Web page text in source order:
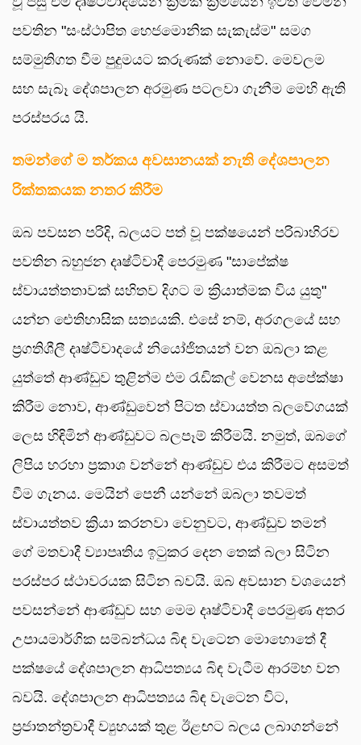
පවතින "සංස්ථාපිත හෙජමොනික සැකැස්ම" සමග
සම්මුතිගත වීම පුදුමයට කරුණක් නොවේ. මෙවලම
සහ සැබෑ දේශපාලන අරමුණ පටලවා ගැනීම මෙහි ඇති
පරස්පරය යි.
තමන්ගේ ම තර්කය අවසානයක් නැති දේශපාලන
රික්තකයක නතර කිරීම
ඔබ පවසන පරිදි, බලයට පත් වූ පක්ෂයෙන් පරිබාහිරව
පවතින බහුජන දෘෂ්ටිවාදී පෙරමුණ "සාපේක්ෂ
ස්වායත්තතාවක් සහිතව දිගට ම ක්‍රියාත්මක විය යුතු"
යන්න ඓතිහාසික සත්‍යයකි. එසේ නම්, අරගලයේ සහ
ප්‍රගතිශීලී දෘෂ්ටිවාදයේ නියෝජිතයන් වන ඔබලා කළ
යුත්තේ ආණ්ඩුව තුළින්ම එම රැඩිකල් වෙනස අපේක්ෂා
කිරීම නොව, ආණ්ඩුවෙන් පිටත ස්වායත්ත බලවේගයක්
ලෙස හිඳිමින් ආණ්ඩුවට බලපෑම් කිරීමයි. නමුත්, ඔබගේ
ලිපිය හරහා ප්‍රකාශ වන්නේ ආණ්ඩුව එය කිරීමට අසමත්
වීම ගැනය. මෙයින් පෙනී යන්නේ ඔබලා තවමත්
ස්වායත්තව ක්‍රියා කරනවා වෙනුවට, ආණ්ඩුව තමන්
ගේ මතවාදී ව්‍යාපෘතිය ඉටුකර දෙන තෙක් බලා සිටින
පරස්පර ස්ථාවරයක සිටින බවයි. ඔබ අවසාන වශයෙන්
පවසන්නේ ආණ්ඩුව සහ මෙම දෘෂ්ටිවාදී පෙරමුණ අතර
උපායමාර්ගික සම්බන්ධය බිඳ වැටෙන මොහොතේ දී
පක්ෂයේ දේශපාලන ආධිපත්‍යය බිඳ වැටීම ආරම්භ වන
බවයි. දේශපාලන ආධිපත්‍යය බිඳ වැටෙන විට,
ප්‍රජාතන්ත්‍රවාදී ව්‍යුහයක් තුළ ඊළඟට බලය ලබාගන්නේ